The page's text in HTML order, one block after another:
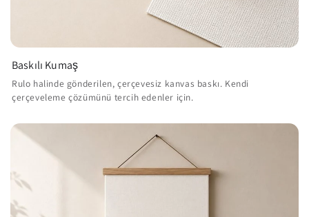
Baskılı Kumaş
Rulo halinde gönderilen, çerçevesiz kanvas baskı. Kendi
çerçeveleme çözümünü tercih edenler için.